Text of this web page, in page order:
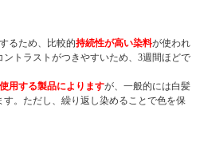
るため、比較的持続性が高い染料が使われ
トラストがつきやすいため、3週間ほどで
用する製品によりますが、一般的には白髪
。ただし、繰り返し染めることで色を保